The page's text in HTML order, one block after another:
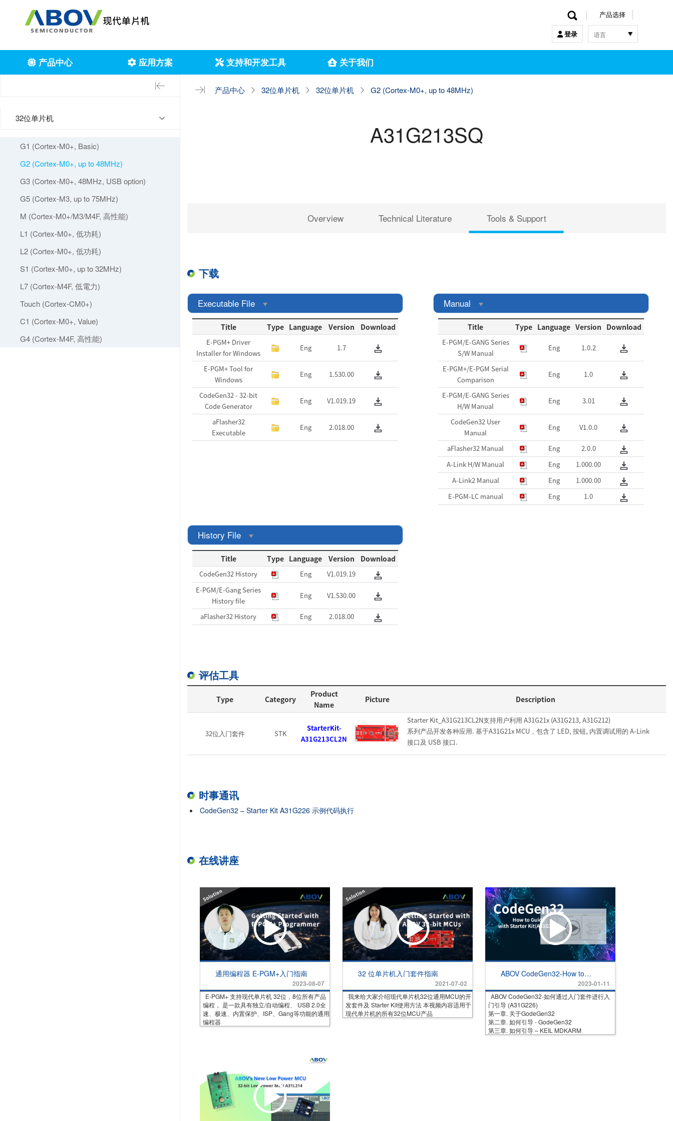
产品选择
登录 语言
한국어
中文
产品中心 应用方案 支持和开发工具 关于我们
产品中心 32位单片机 32位单片机 G2 (Cortex-M0+, up to 48MHz)
32位单片机
G1 (Cortex-M0+, Basic)
G2 (Cortex-M0+, up to 48MHz)
G3 (Cortex-M0+, 48MHz, USB option)
G5 (Cortex-M3, up to 75MHz)
M (Cortex-M0+/M3/M4F, 高性能)
L1 (Cortex-M0+, 低功耗)
L2 (Cortex-M0+, 低功耗)
S1 (Cortex-M0+, up to 32MHz)
L7 (Cortex-M4F, 低電力)
Touch (Cortex-CM0+)
C1 (Cortex-M0+, Value)
G4 (Cortex-M4F, 高性能)
A31G213SQ
Overview Technical Literature Tools & Support
下载
Executable File
Title Type Language Version Download
E-PGM+ Driver
Installer for Windows
Eng 1.7
E-PGM+ Tool for
Windows
Eng 1.530.00
CodeGen32 - 32-bit
Code Generator
Eng V1.019.19
aFlasher32
Executable
Eng 2.018.00
Manual
Title Type Language Version Download
E-PGM/E-GANG Series
S/W Manual
Eng 1.0.2
E-PGM+/E-PGM Serial
Comparison
Eng 1.0
E-PGM/E-GANG Series
H/W Manual
Eng 3.01
CodeGen32 User
Manual
Eng V1.0.0
aFlasher32 Manual Eng
2.0.0
A-Link H/W Manual
Eng
1.000.00
A-Link2 Manual
Eng
1.000.00
E-PGM-LC manual
Eng 1.0
History File
Title Type Language Version Download
CodeGen32 History Eng
V1.019.19
E-PGM/E-Gang Series
History file
Eng V1.530.00
aFlasher32 History Eng 2.018.00
评估工具
Type Category
Product
Name
Picture Description
32位入门套件 STK
StarterKit-
A31G213CL2N
Starter Kit_A31G213CL2N支持用户利用 A31G21x (A31G213, A31G212)
系列产品开发各种应用. 基于A31G21x MCU，包含了 LED, 按钮, 内置调试用的 A-Link
接口及 USB 接口.
时事通讯
CodeGen32 – Starter Kit A31G226 示例代码执行
在线讲座
通用编程器 E-PGM+入门指南
2023-08-07
E-PGM+ 支持现代单片机 32位，8位所有产品
编程， 是一款具有独立/自动编程、 USB 2.0全
速、极速、内置保护、ISP、Gang等功能的通用
编程器
32 位单片机入门套件指南
2021-07-02
我来给大家介绍现代单片机32位通用MCU的开
发套件及 Starter Kit使用方法 本视频内容适用于
现代单片机的所有32位MCU产品
ABOV CodeGen32-How to
(A31G226) 2023-01-11
ABOV CodeGen32-如何通过入门套件进行入
门引导 (A31G226)
第一章. 关于GodeGen32
第二章. 如何引导 - GodeGen32
第三章. 如何引导 – KEIL MDKARM